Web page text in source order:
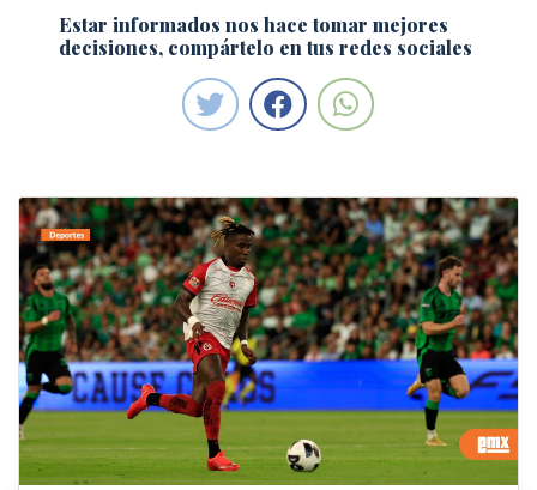
Estar informados nos hace tomar mejores
decisiones, compártelo en tus redes sociales